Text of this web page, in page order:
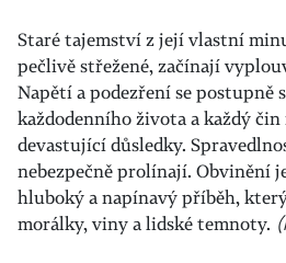
Staré tajemství z její vlastní
pečlivě střežené, začínají
Napětí a podezření se postupně
každodenního života a každý čin
devastující důsledky.
nebezpečně prolínají. Obvinění
hluboký a napínavý příběh,
morálky, viny a lidské temnoty.